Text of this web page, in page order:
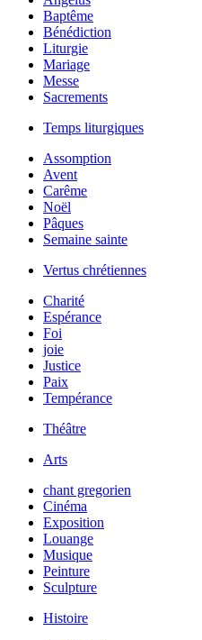
Baptême
Bénédiction
Liturgie
Mariage
Messe
Sacrements
Temps liturgiques
Assomption
Avent
Carême
Noël
Pâques
Semaine sainte
Vertus chrétiennes
Charité
Espérance
Foi
joie
Justice
Paix
Tempérance
Théâtre
Arts
chant gregorien
Cinéma
Exposition
Louange
Musique
Peinture
Sculpture
Histoire